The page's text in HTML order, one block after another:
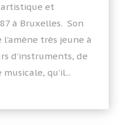
et
à Bruxelles. Son
très jeune à
d’instruments, de
qu’il...